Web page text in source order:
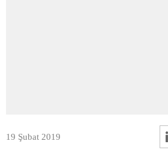
19 Şubat 2019